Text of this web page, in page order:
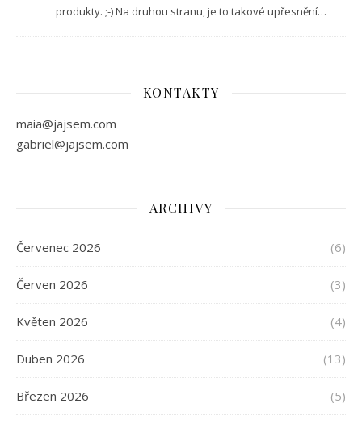
produkty. ;-) Na druhou stranu, je to takové upřesnění…
KONTAKTY
maia@jajsem.com
gabriel@jajsem.com
ARCHIVY
Červenec 2026 (6)
Červen 2026 (3)
Květen 2026 (4)
Duben 2026 (13)
Březen 2026 (5)